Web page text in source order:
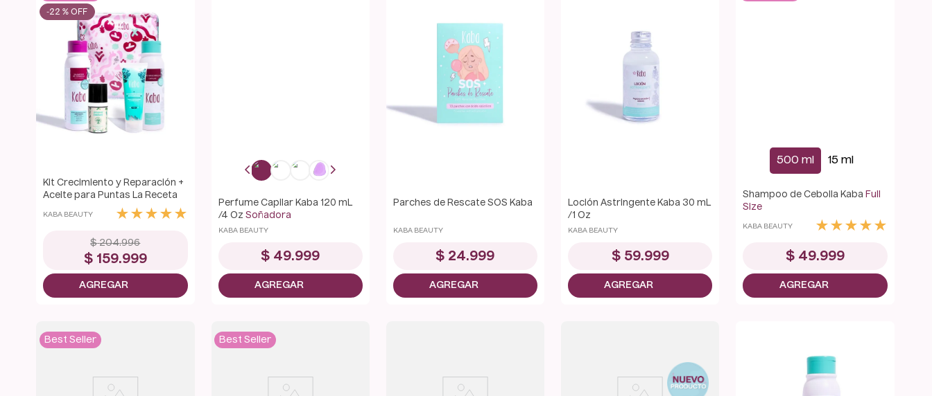
-22 %
Kit Crecimiento y Reparación +
Aceite para Puntas La Receta
KABA BEAUTY ★ ★ ★ ★ ★
$ 204.996
$ 159.999
Perfume Capilar Kaba 120 mL
/4 Oz Soñadora
KABA BEAUTY
$ 49.999
Parches de Rescate SOS Kaba
KABA BEAUTY
$ 24.999
Loción Astringente Kaba 30 mL
/1 Oz
KABA BEAUTY
$ 59.999
500 ml 15 ml
Shampoo de Cebolla Kaba Full
Size
KABA BEAUTY ★ ★ ★ ★ ★
$ 49.999
Best Seller Best Seller